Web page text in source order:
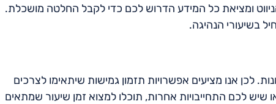
ומציאת כל המידע הדרוש לכם כדי לקבל החלטה מושכלת.
בשיעורי הנהיגה.
לכן אנו מציעים אפשרויות תזמון גמישות שיתאימו לצרכים
לכם התחייבויות אחרות, תוכלו למצוא זמן שיעור שמתאים